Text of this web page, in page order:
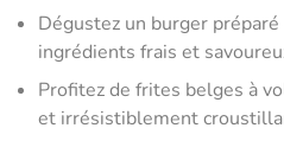
Dégustez un burger
ingrédients frais et
Profitez de frites belges à
et irrésistiblement